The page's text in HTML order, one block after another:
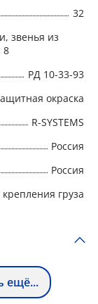
32
звенья из
8
РД 10-33-93
окраска
R-SYSTEMS
Россия
Россия
груза
ещё...